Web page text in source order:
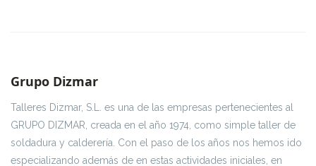
Grupo Dizmar
Talleres Dizmar, S.L. es una de las empresas pertenecientes al
GRUPO DIZMAR, creada en el año 1974, como simple taller de
soldadura y calderería. Con el paso de los años nos hemos ido
especializando además de en estas actividades iniciales, en